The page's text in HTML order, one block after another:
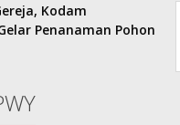
Kodam
Penanaman Pohon